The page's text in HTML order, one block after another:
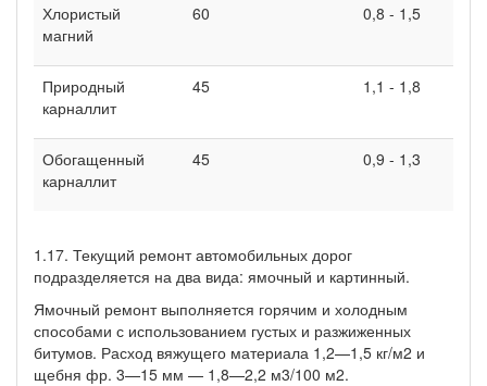
Хлористый
магний
60 0,8 - 1,5
Природный
карналлит
45 1,1 - 1,8
Обогащенный
карналлит
45 0,9 - 1,3
1.17. Текущий ремонт автомобильных дорог
подразделяется на два вида: ямочный и картинный.
Ямочный ремонт выполняется горячим и холодным
способами с использованием густых и разжиженных
битумов. Расход вяжущего материала 1,2—1,5 кг/м2 и
щебня фр. 3—15 мм — 1,8—2,2 м3/100 м2.